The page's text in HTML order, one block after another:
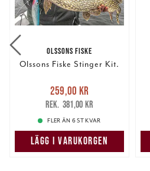
OLSSONS FISKE
Olssons Fiske Stinger Kit.
Nuvarande pris
259,00 krTidigare pris
381,00 kr
259,00 kr
381,00 kr
FLER ÄN 6 ST KVAR
LÄGG I VARUKORGEN